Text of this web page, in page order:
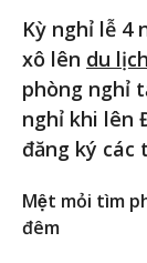
Kỳ nghỉ lễ 4
xô lên du
phòng nghỉ
nghỉ khi lên
đăng ký các
Mệt mỏi tìm
đêm